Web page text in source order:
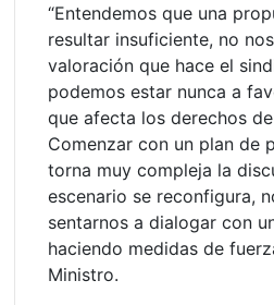
“Entendemos que una
resultar insuficiente, no
valoración que hace el
podemos estar nunca a
que afecta los derechos
Comenzar con un plan de
torna muy compleja la
escenario se reconfigura,
sentarnos a dialogar con
haciendo medidas de
Ministro.